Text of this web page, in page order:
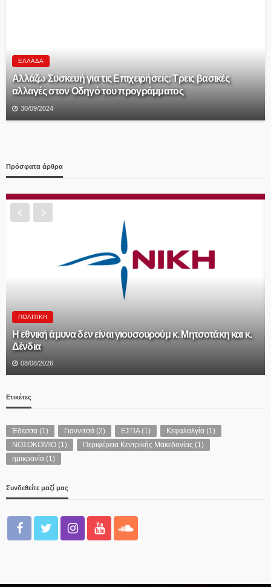
ΕΛΛΆΔΑ
Αλλάζω Συσκευή για τις Επιχειρήσεις: Τρεις βασικές
αλλαγές στον Οδηγό του προγράμματος
30/09/2024
Πρόσφατα άρθρα
ΠΟΛΙΤΙΚΉ
Η εθνική άμυνα δεν είναι γιουσουρούμ κ. Μητσοτάκη και κ.
Δένδια
08/08/2026
Ετικέτες
Έδεσσα (1) Γιαννιτσά (2) ΕΣΠΑ(1) Κεφαλαλγία (1)
ΝΟΣΟΚΟΜΙΟ (1) Περιφέρεια Κεντρικής Μακεδονίας (1)
ημικρανία (1)
Συνδεθείτε μαζί μας